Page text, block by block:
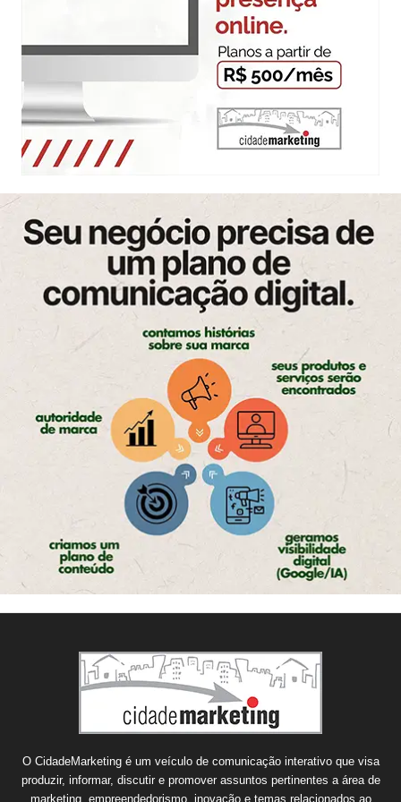
O CidadeMarketing é um veículo de comunicação interativo que visa
produzir, informar, discutir e promover assuntos pertinentes a área de
marketing, empreendedorismo, inovação e temas relacionados ao